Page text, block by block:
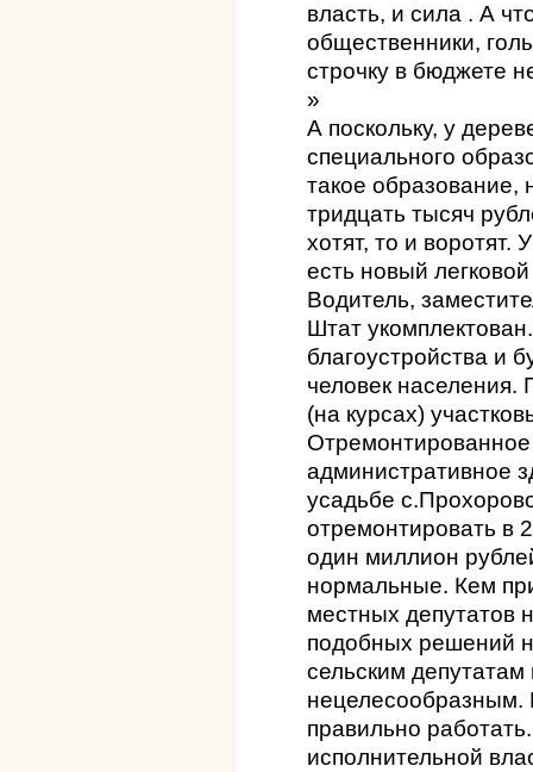
власть, и сила . А
общественники,
строчку в бюджете
»
А поскольку, у
специального
такое образование,
тридцать тысяч
хотят, то и
есть новый
Водитель,
Штат
благоустройства и
человек населения.
(на курсах)
административное
усадьбе
отремонтировать в
один миллион
нормальные. Кем
местных депутатов
подобных решений
сельским
нецелесообразным.
правильно
исполнительной